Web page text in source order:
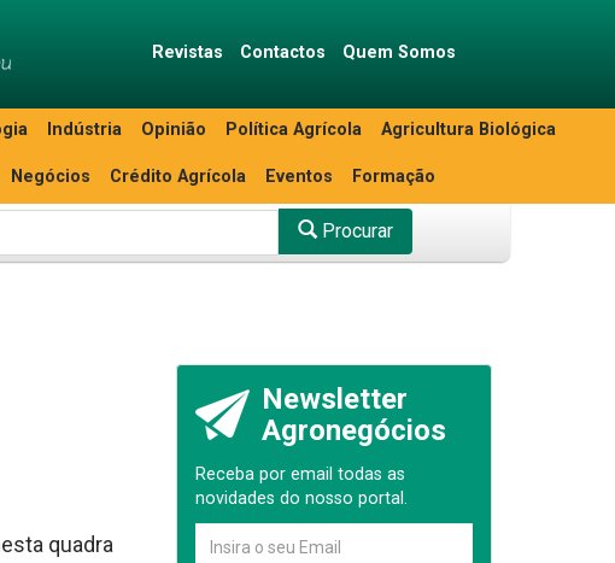
Revistas Contactos Quem Somos
Indústria Opinião Política Agrícola Agricultura Biológica
Negócios Crédito Agrícola Eventos Formação
Procurar
quadra
Newsletter
Agronegócios
Receba por email todas as
novidades do nosso portal.